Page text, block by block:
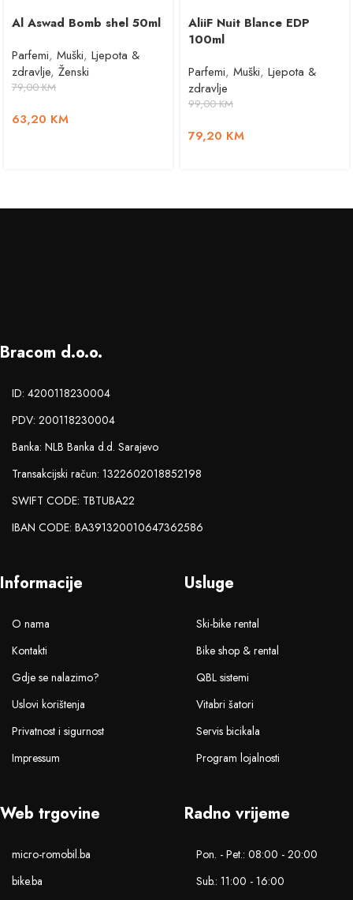
Al Aswad Bomb shel 50ml
Parfemi, Muški, Ljepota &
zdravlje, Ženski
79,00KM
63,20 KM
AliiF Nuit Blance EDP
100ml
Parfemi, Muški, Ljepota &
zdravlje
99,00KM
79,20 KM
Bracom d.o.o.
ID: 4200118230004
PDV: 200118230004
Banka: NLB Banka d.d. Sarajevo
Transakcijski račun: 1322602018852198
SWIFT CODE: TBTUBA22
IBAN CODE: BA391320010647362586
Informacije
O nama
Kontakti
Gdje se nalazimo?
Uslovi korištenja
Privatnost i sigurnost
Impressum
Usluge
Ski-bike rental
Bike shop & rental
QBL sistemi
Vitabri šatori
Servis bicikala
Program lojalnosti
Web trgovine
micro-romobil.ba
bike.ba
Radno vrijeme
Pon. - Pet.: 08:00 - 20:00
Sub.: 11:00 - 16:00